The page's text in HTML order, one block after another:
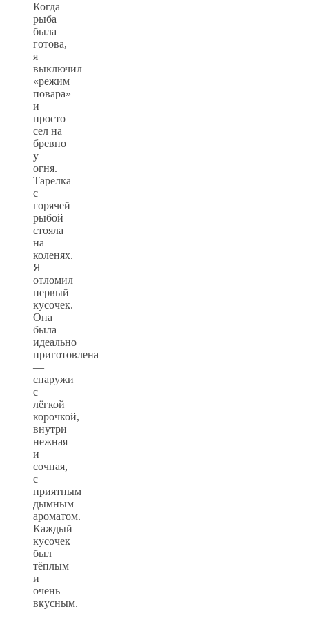
Когда
рыба
была
готова,
я
выключил
«режим
повара»
и
просто
сел на
бревно
у
огня.
Тарелка
с
горячей
рыбой
стояла
на
коленях.
Я
отломил
первый
кусочек.
Она
была
идеально
приготовлена
—
снаружи
с
лёгкой
корочкой,
внутри
нежная
и
сочная,
с
приятным
дымным
ароматом.
Каждый
кусочек
был
тёплым
и
очень
вкусным.